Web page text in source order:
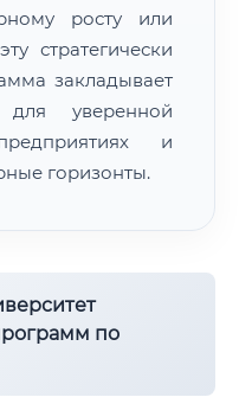
росту или
стратегически
закладывает
уверенной
и
горизонты.
по